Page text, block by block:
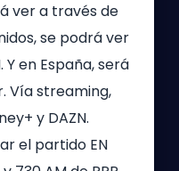
ver a través de
se podrá ver
en España, será
Vía streaming,
y DAZN.
el partido EN